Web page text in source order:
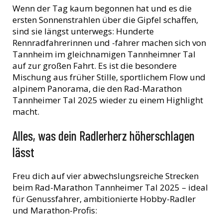
Wenn der Tag kaum begonnen hat und es die
ersten Sonnenstrahlen über die Gipfel schaffen,
sind sie längst unterwegs: Hunderte
Rennradfahrerinnen und -fahrer machen sich von
Tannheim im gleichnamigen Tannheimner Tal
auf zur großen Fahrt. Es ist die besondere
Mischung aus früher Stille, sportlichem Flow und
alpinem Panorama, die den Rad-Marathon
Tannheimer Tal 2025 wieder zu einem Highlight
macht.
Alles, was dein Radlerherz höherschlagen
lässt
Freu dich auf vier abwechslungsreiche Strecken
beim Rad-Marathon Tannheimer Tal 2025 – ideal
für Genussfahrer, ambitionierte Hobby-Radler
und Marathon-Profis: